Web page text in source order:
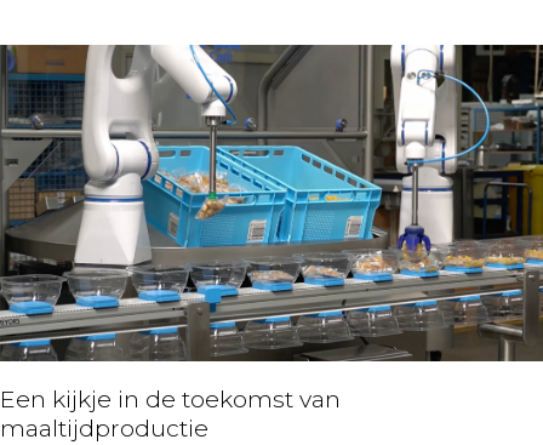
Een kijkje in de toekomst van
maaltijdproductie